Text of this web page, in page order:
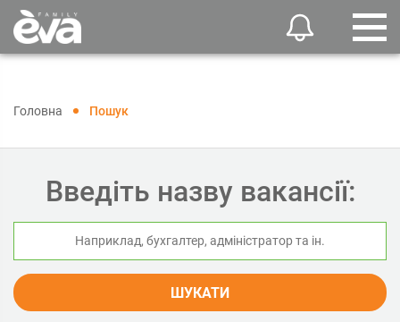
Головна Пошук
Введіть назву вакансії:
ШУКАТИ